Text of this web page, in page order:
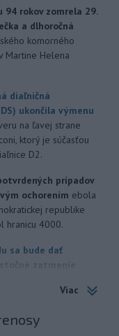
94 rokov zomrela 29.
a dlhoročná
komorného
Martine Helena
diaľničná
ukončila výmenu
na ľavej strane
ktorý je súčasťou
D2.
prípadov
ochorením ebola
republike
hranicu 4000.
sa bude dať
zatmenie
s určením
Viac